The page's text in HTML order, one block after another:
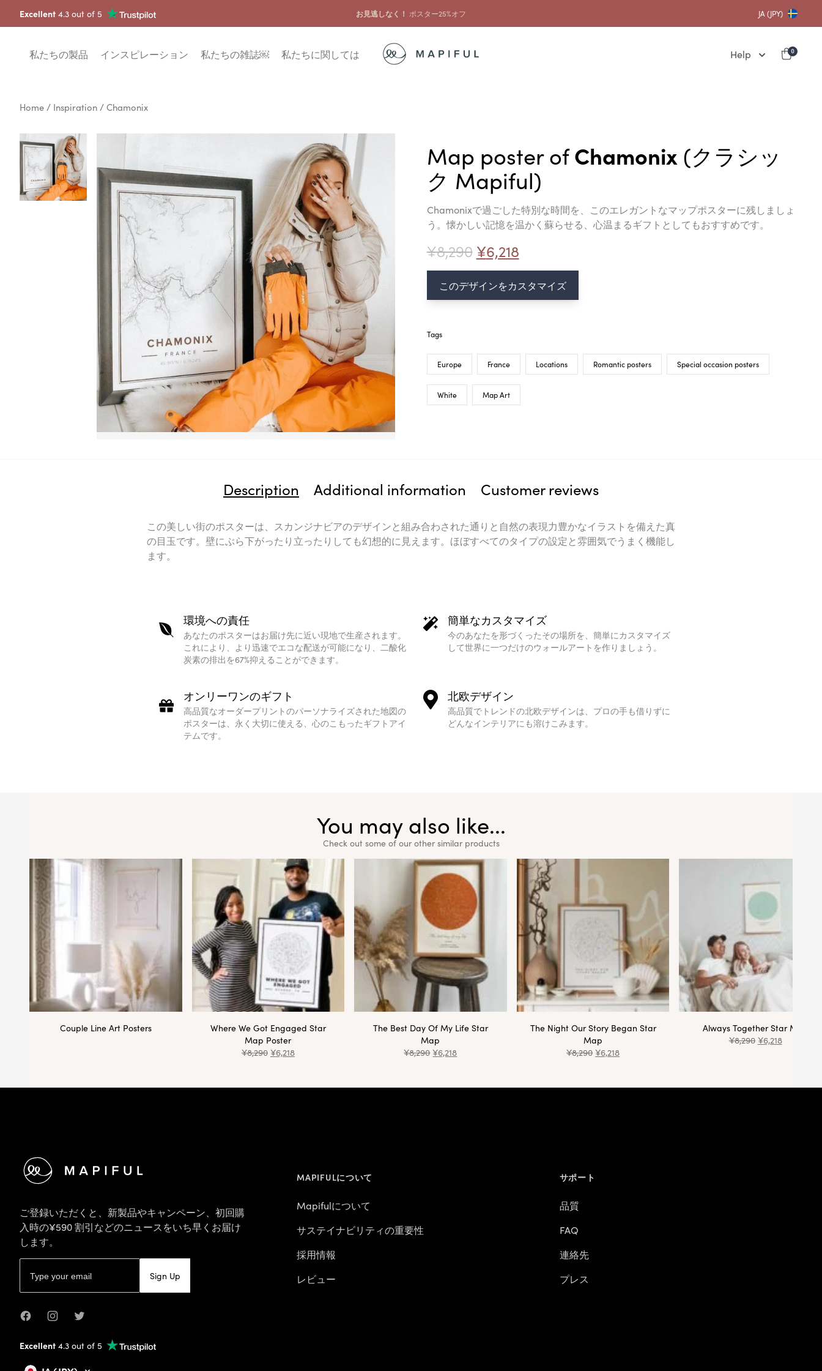
Excellent 4.3 out of 5 お見逃しなく！ ポスター25%オフ JA (JPY)
私たちの製品 インスピレーション 私たちの雑誌￼ 私たちに関しては Help 0
Home / Inspiration / Chamonix
Map poster ofChamonix (クラシッ
ク Mapiful)
Chamonixで過ごした特別な時間を、このエレガントなマップポスターに残しましょ
う。懐かしい記憶を温かく蘇らせる、心温まるギフトとしてもおすすめです。
¥8,290 ¥6,218
このデザインをカスタマイズ
Tags
Europe France Locations Romantic posters Special occasion posters
White Map Art
Description Additional information Customer reviews
この美しい街のポスターは、スカンジナビアのデザインと組み合わされた通りと自然の表現力豊かなイラストを備えた真
の目玉です。壁にぶら下がったり立ったりしても幻想的に見えます。ほぼすべてのタイプの設定と雰囲気でうまく機能し
ます。
環境への責任
あなたのポスターはお届け先に近い現地で生産されます。
これにより、より迅速でエコな配送が可能になり、二酸化
炭素の排出を67%抑えることができます。
簡単なカスタマイズ
今のあなたを形づくったその場所を、簡単にカスタマイズ
して世界に一つだけのウォールアートを作りましょう。
オンリーワンのギフト
高品質なオーダープリントのパーソナライズされた地図の
ポスターは、永く大切に使える、心のこもったギフトアイ
テムです。
北欧デザイン
高品質でトレンドの北欧デザインは、プロの手も借りずに
どんなインテリアにも溶けこみます。
You may also like...
Check out some of our other similar products
Couple Line Art Posters
Where We Got Engaged Star
Map Poster
¥8,290 ¥6,218
The Best Day Of My Life Star
Map
¥8,290 ¥6,218
The Night Our Story Began Star
Map
¥8,290 ¥6,218
Always Together Star Map
¥8,290 ¥6,218
ご登録いただくと、新製品やキャンペーン、初回購
入時の¥590 割引などのニュースをいち早くお届け
します。
Sign Up
FacebookInstagramTwitter
Excellent 4.3 out of 5
MAPIFULについて
Mapifulについて
サステイナビリティの重要性
採用情報
レビュー
サポート
品質
FAQ
連絡先
プレス